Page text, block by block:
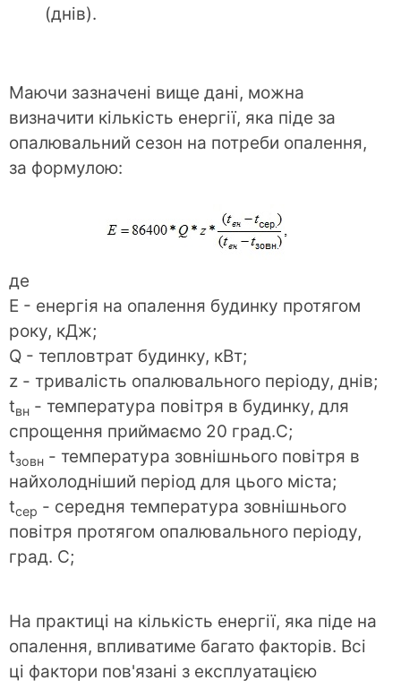
(днів).
Маючи зазначені вище дані, можна
визначити кількість енергії, яка піде за
опалювальний сезон на потреби опалення,
за формулою:
де
E - енергія на опалення будинку протягом
року, кДж;
Q - тепловтрат будинку, кВт;
z - тривалість опалювального періоду, днів;
tвн - температура повітря в будинку, для
спрощення приймаємо 20 град.С;
tзовн - температура зовнішнього повітря в
найхолодніший період для цього міста;
tсер - середня температура зовнішнього
повітря протягом опалювального періоду,
град. С;
На практиці на кількість енергії, яка піде на
опалення, впливатиме багато факторів. Всі
ці фактори пов'язані з експлуатацією